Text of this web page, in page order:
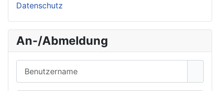
Datenschutz
An-/Abmeldung